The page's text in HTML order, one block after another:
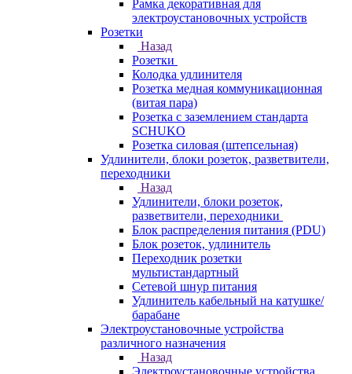
Рамка декоративная для
электроустановочных устройств
Розетки
Назад
Розетки
Колодка удлинителя
Розетка медная коммуникационная
(витая пара)
Розетка с заземлением стандарта
SCHUKO
Розетка силовая (штепсельная)
Удлинители, блоки розеток, разветвители,
переходники
Назад
Удлинители, блоки розеток,
разветвители, переходники
Блок распределения питания (PDU)
Блок розеток, удлинитель
Переходник розетки
мультистандартный
Сетевой шнур питания
Удлинитель кабельный на катушке/
барабане
Электроустановочные устройства
различного назначения
Назад
Электроустановочные устройства